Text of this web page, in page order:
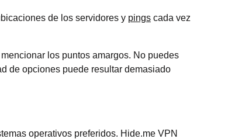
de los servidores y pingscada vez
los puntos amargos. No puedes
de opciones puede resultar demasiado
operativos preferidos. Hide.me VPN